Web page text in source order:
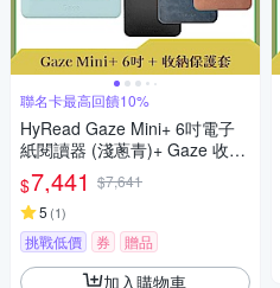
聯名卡最高回饋10%
HyRead Gaze Mini+ 6吋電子
紙閱讀器 (淺蔥青)+ Gaze 收納
保護套 (組合)
$7,441 $7,641
5 (1)
挑戰低價 券 贈品
加入購物車